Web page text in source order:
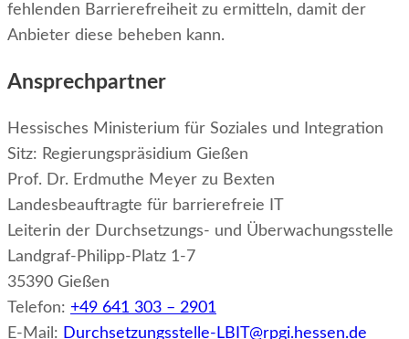
fehlenden Barrierefreiheit zu ermitteln, damit der
Anbieter diese beheben kann.
Ansprechpartner
Hessisches Ministerium für Soziales und Integration
Sitz: Regierungspräsidium Gießen
Prof. Dr. Erdmuthe Meyer zu Bexten
Landesbeauftragte für barrierefreie IT
Leiterin der Durchsetzungs- und Überwachungsstelle
Landgraf-Philipp-Platz 1-7
35390 Gießen
Telefon: +49 641 303 – 2901
E-Mail: Durchsetzungsstelle-LBIT@rpgi.hessen.de